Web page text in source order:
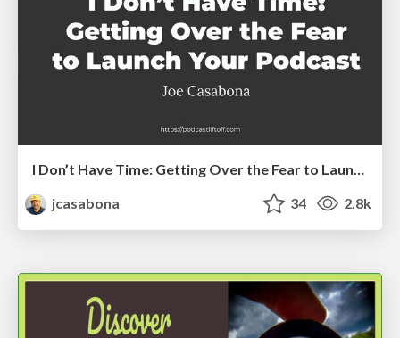
I Don’t Have Time: Getting Over the Fear to Launch Your Podcast
jcasabona
34 2.8k